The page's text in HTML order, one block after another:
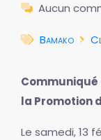
Aucun
Bamako
la Promotion
Le samedi, 13